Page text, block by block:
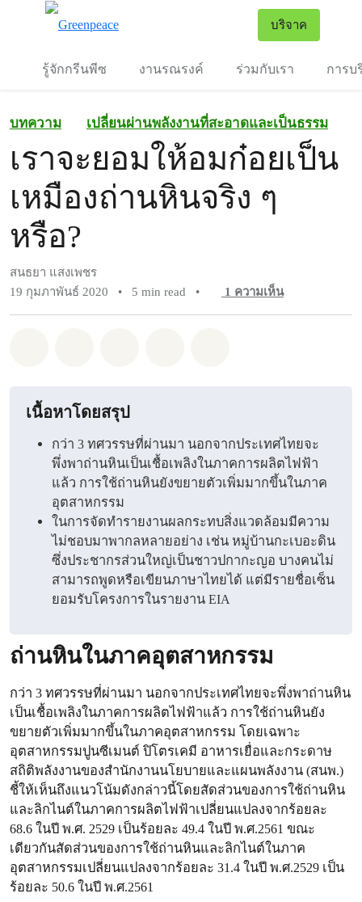
บริจาค
รู้จักกรีนพีซ งานรณรงค์ ร่วมกับเรา การบ
บทความ เปลี่ยนผ่านพลังงานที่สะอาดและเป็นธรรม
เราจะยอมให้อมก๋อยเป็น
เหมืองถ่านหินจริง ๆ
หรือ?
สนธยา แสงเพชร
19 กุมภาพันธ์ 2020
• 5 min read • 1 ความเห็น
เนื้อหาโดยสรุป
กว่า 3 ทศวรรษที่ผ่านมา นอกจากประเทศไทยจะ
พึ่งพาถ่านหินเป็นเชื้อเพลิงในภาคการผลิตไฟฟ้า
แล้ว การใช้ถ่านหินยังขยายตัวเพิ่มมากขึ้นในภาค
อุตสาหกรรม
ในการจัดทำรายงานผลกระทบสิ่งแวดล้อมมีความ
ไม่ชอบมาพากลหลายอย่าง เช่น หมู่บ้านกะเบอะดิน
ซึ่งประชากรส่วนใหญ่เป็นชาวปกากะญอ บางคนไม่
สามารถพูดหรือเขียนภาษาไทยได้ แต่มีรายชื่อเซ็น
ยอมรับโครงการในรายงาน EIA
ถ่านหินในภาคอุตสาหกรรม
กว่า 3 ทศวรรษที่ผ่านมา นอกจากประเทศไทยจะพึ่งพาถ่านหิน
เป็นเชื้อเพลิงในภาคการผลิตไฟฟ้าแล้ว การใช้ถ่านหินยัง
ขยายตัวเพิ่มมากขึ้นในภาคอุตสาหกรรม โดยเฉพาะ
อุตสาหกรรมปูนซีเมนต์ ปิโตรเคมี อาหารเยื่อและกระดาษ
สถิติพลังงานของสำนักงานนโยบายและแผนพลังงาน (สนพ.)
ชี้ให้เห็นถึงแนวโน้มดังกล่าวนี้โดยสัดส่วนของการใช้ถ่านหิน
และลิกไนต์ในภาคการผลิตไฟฟ้าเปลี่ยนแปลงจากร้อยละ
68.6 ในปี พ.ศ. 2529 เป็นร้อยละ 49.4 ในปี พ.ศ.2561 ขณะ
เดียวกันสัดส่วนของการใช้ถ่านหินและลิกไนต์ในภาค
อุตสาหกรรมเปลี่ยนแปลงจากร้อยละ 31.4 ในปี พ.ศ.2529 เป็น
ร้อยละ 50.6 ในปี พ.ศ.2561